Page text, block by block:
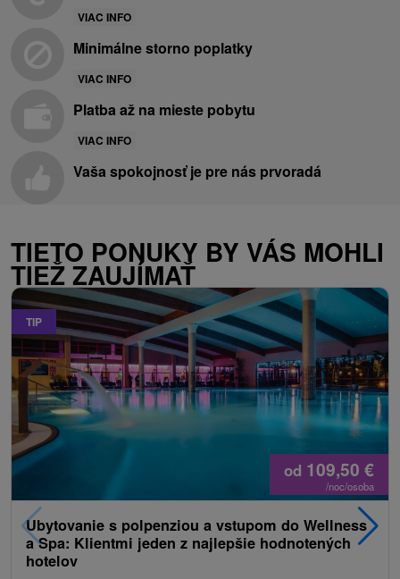
VIAC INFO
Minimálne storno poplatky
VIAC INFO
Platba až na mieste pobytu
VIAC INFO
Vaša spokojnosť je pre nás prvoradá
TIETO PONUKY BY VÁS MOHLI
TIEŽ ZAUJÍMAŤ
TIP
od 109,50 €
/noc/osoba
Ubytovanie s polpenziou a vstupom do Wellness
a Spa: Klientmi jeden z najlepšie hodnotených
hotelov